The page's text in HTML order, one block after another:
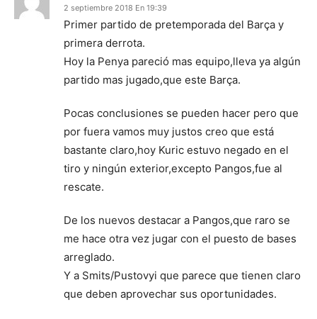
2 septiembre 2018 En 19:39
Primer partido de pretemporada del Barça y
primera derrota.
Hoy la Penya pareció mas equipo,lleva ya algún
partido mas jugado,que este Barça.
Pocas conclusiones se pueden hacer pero que
por fuera vamos muy justos creo que está
bastante claro,hoy Kuric estuvo negado en el
tiro y ningún exterior,excepto Pangos,fue al
rescate.
De los nuevos destacar a Pangos,que raro se
me hace otra vez jugar con el puesto de bases
arreglado.
Y a Smits/Pustovyi que parece que tienen claro
que deben aprovechar sus oportunidades.